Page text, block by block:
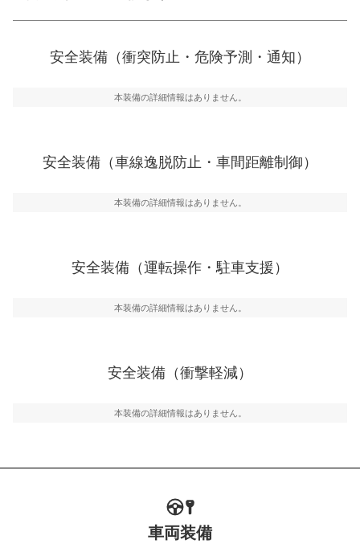
ーキアシスト、ABSなどが装備されています。
車線逸脱防止
車線のはみだしやふらつきを防止するためにレーンキー
運転・駐車支援
グ・アシストやサイドブラインドモニターなどが装備さ
万が一車体が衝撃を受けたときに、運転者・同乗者を守
るSRSエアバッグシステム、プリテンショナーシートベ
安全装備（衝突防止・危険予測・通知）
本装備の詳細情報はありません。
安全装備（車線逸脱防止・車間距離制御）
本装備の詳細情報はありません。
安全装備（運転操作・駐車支援）
本装備の詳細情報はありません。
安全装備（衝撃軽減）
本装備の詳細情報はありません。
車両装備